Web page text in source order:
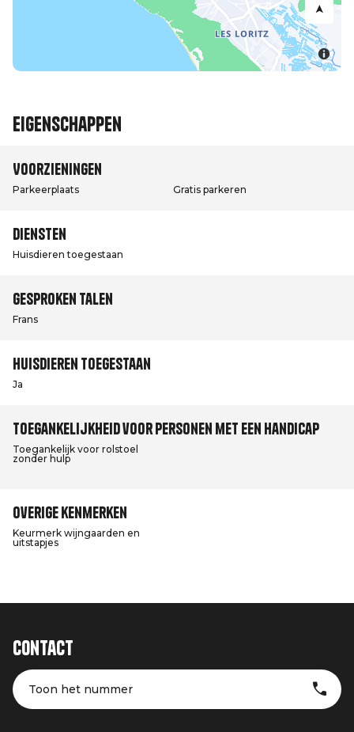
Eigenschappen
Voorzieningen
Parkeerplaats Gratis parkeren
Diensten
Huisdieren toegestaan
Gesproken talen
Frans
Huisdieren toegestaan
Ja
Toegankelijkheid voor personen met een handicap
Toegankelijk voor rolstoel
zonder hulp
Overige kenmerken
Keurmerk wijngaarden en
uitstapjes
Contact
Toon het nummer